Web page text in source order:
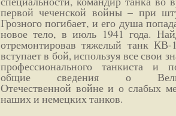
первой чеченской войны – при
Грозного погибает, и его душа
новое тело, в июль 1941 года.
отремонтировав тяжелый танк
вступает в бой, используя все свои
профессионального танкиста и
общие сведения о
Отечественной войне и о слабых
наших и немецких танков.